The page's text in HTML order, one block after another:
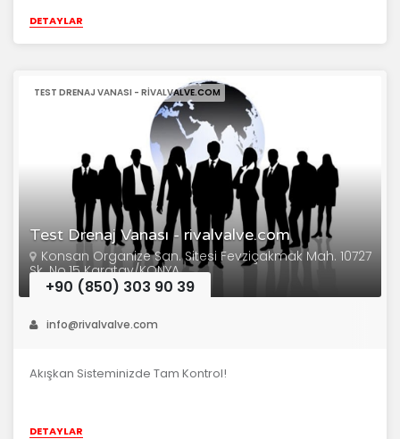
DETAYLAR
Test Drenaj Vanası - rivalvalve.com
TEST DRENAJ VANASI - RIVALVALVE.COM
Konsan Organize San. Sitesi Fevziçakmak Mah. 10727
Sk. No.15 Karatay/KONYA
+90 (850) 303 90 39
info@rivalvalve.com
Akışkan Sisteminizde Tam Kontrol!
DETAYLAR